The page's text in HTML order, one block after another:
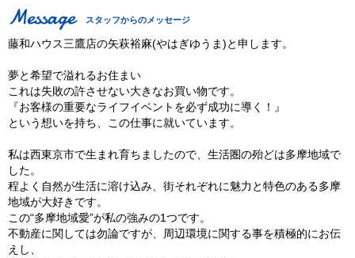
スタッフからのメッセージ
藤和ハウス三鷹店の矢萩裕麻(やはぎゆうま)と申します。
夢と希望で溢れるお住まい
これは失敗の許させない大きなお買い物です。
『お客様の重要なライフイベントを必ず成功に導く！』
という想いを持ち、この仕事に就いています。
私は西東京市で生まれ育ちましたので、生活圏の殆どは多摩地域で
した。
程よく自然が生活に溶け込み、街それぞれに魅力と特色のある多摩
地域が大好きです。
この“多摩地域愛”が私の強みの1つです。
不動産に関しては勿論ですが、周辺環境に関する事を積極的にお伝
えし、